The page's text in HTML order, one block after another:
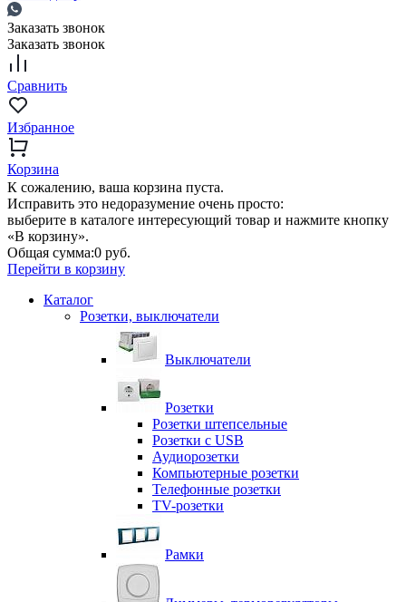
Заказать звонок
Заказать звонок
Сравнить
Избранное
Корзина
К сожалению, ваша корзина пуста.
Исправить это недоразумение очень просто:
выберите в каталоге интересующий товар и нажмите кнопку
«В корзину».
Общая сумма:0 руб.
Перейти в корзину
Каталог
Розетки, выключатели
Выключатели
Розетки
Розетки штепсельные
Розетки с USB
Аудиорозетки
Компьютерные розетки
Телефонные розетки
TV-розетки
Рамки